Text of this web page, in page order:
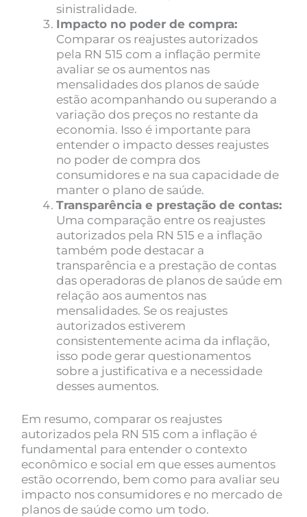
sinistralidade.
Impacto no poder de compra:
Comparar os reajustes autorizados
pela RN 515 com a inflação permite
avaliar se os aumentos nas
mensalidades dos planos de saúde
estão acompanhando ou superando a
variação dos preços no restante da
economia. Isso é importante para
entender o impacto desses reajustes
no poder de compra dos
consumidores e na sua capacidade de
manter o plano de saúde.
Transparência e prestação de contas:
Uma comparação entre os reajustes
autorizados pela RN 515 e a inflação
também pode destacar a
transparência e a prestação de contas
das operadoras de planos de saúde em
relação aos aumentos nas
mensalidades. Se os reajustes
autorizados estiverem
consistentemente acima da inflação,
isso pode gerar questionamentos
sobre a justificativa e a necessidade
desses aumentos.
Em resumo, comparar os reajustes
autorizados pela RN 515 com a inflação é
fundamental para entender o contexto
econômico e social em que esses aumentos
estão ocorrendo, bem como para avaliar seu
impacto nos consumidores e no mercado de
planos de saúde como um todo.